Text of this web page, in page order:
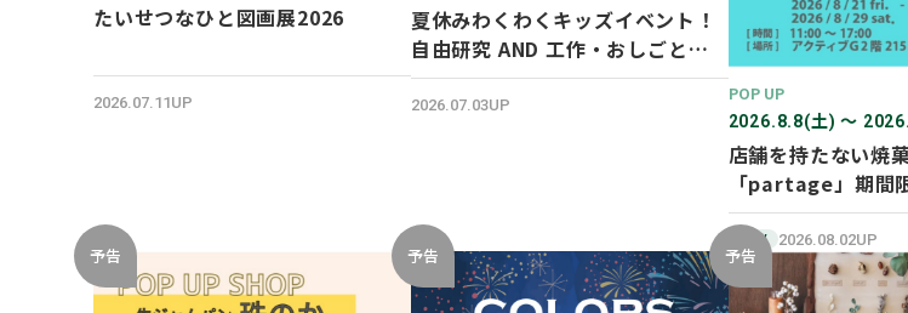
たいせつなひと図画展2026
2026.07.11UP
夏休みわくわくキッズイベント！
自由研究 AND 工作・おしごと体
験！
2026.07.03UP
POP UP
2026.8.8(土) 〜
店舗を持たない焼
「partage」期間
SHOP オープン！
NEW 2026.08.02UP
予告 予告 予告